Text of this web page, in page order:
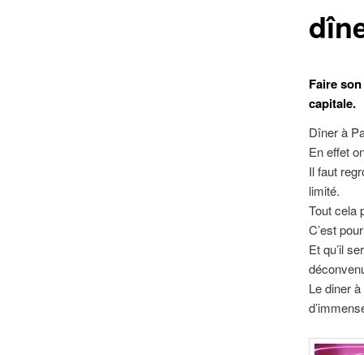
Faire
capitale.
Dîner à
En effet
Il faut
limité.
Tout cela
C’est
Et qu’il
Le diner